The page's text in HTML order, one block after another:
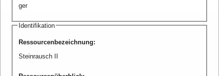
ger
Identifikation
Ressourcenbezeichnung:
Steinrausch II